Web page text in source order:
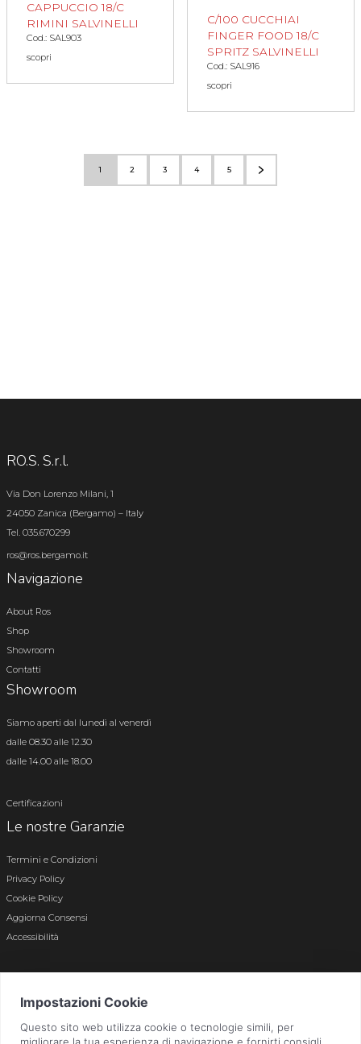
CAPPUCCIO 18/C
RIMINI SALVINELLI
Cod.: SAL903
scopri
C/100 CUCCHIAI
FINGER FOOD 18/C
SPRITZ SALVINELLI
Cod.: SAL916
scopri
1 2 3 4 5
RO.S. S.r.l.
Via Don Lorenzo Milani, 1
24050 Zanica (Bergamo) – Italy
Tel. 035.670299
ros@ros.bergamo.it
Navigazione
About Ros
Shop
Showroom
Contatti
Showroom
Siamo aperti dal lunedì al venerdì
dalle 08.30 alle 12.30
dalle 14.00 alle 18.00
Certificazioni
Le nostre Garanzie
Termini e Condizioni
Privacy Policy
Cookie Policy
Aggiorna Consensi
Accessibilità
Bergamo n. 01496180165 · Capitale Sociale i.v. € 800.000,00